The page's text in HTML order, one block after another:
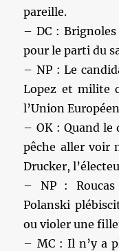
pareille.
– DC :
pour le parti du
– NP : Le
Lopez et milite
l’Union
– OK : Quand le
pêche aller voir
Drucker,
– NP : Roucas
Polanski
ou violer une
– MC : Il n’y a